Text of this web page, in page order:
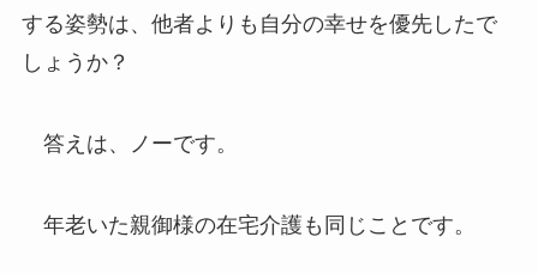
する姿勢は、他者よりも自分の幸せを優先したで
しょうか？
答えは、ノーです。
年老いた親御様の在宅介護も同じことです。